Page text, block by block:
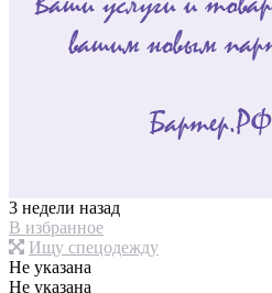
3 недели назад
В избранное
Ищу спецодежду
Не указана
Не указана